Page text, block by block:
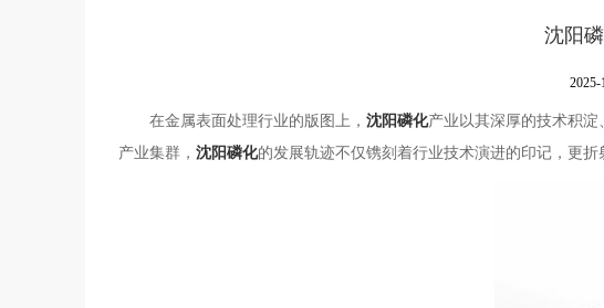
沈阳
2025-
在金属表面处理行业的版图上， 沈阳磷化产业以其深厚的技术积
产业集群， 沈阳磷化的发展轨迹不仅镌刻着行业技术演进的印记，更折